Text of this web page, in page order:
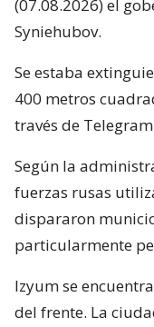
(07.08.2026) el
Syniehubov.
Se estaba
400 metros
través de
Según la
fuerzas rusas
dispararon
particularmente
Izyum se
del frente. La